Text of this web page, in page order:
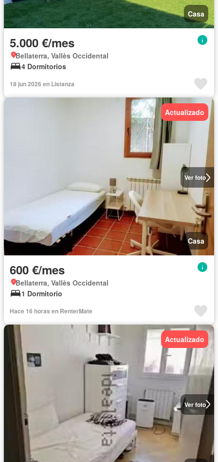
Casa
5.000 €/mes
Bellaterra, Vallès Occidental
4 Dormitorios
18 jun 2026 en Listanza
Ver foto
Actualizado
Casa
600 €/mes
Bellaterra, Vallès Occidental
1 Dormitorio
Hace 16 horas en RenterMate
Ver foto
Actualizado